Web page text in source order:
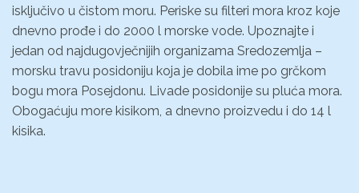
isključivo u čistom moru. Periske su filteri mora kroz koje
dnevno prođe i do 2000 l morske vode. Upoznajte i
jedan od najdugovječnijih organizama Sredozemlja –
morsku travu posidoniju koja je dobila ime po grčkom
bogu mora Posejdonu. Livade posidonije su pluća mora.
Obogaćuju more kisikom, a dnevno proizvedu i do 14 l
kisika.